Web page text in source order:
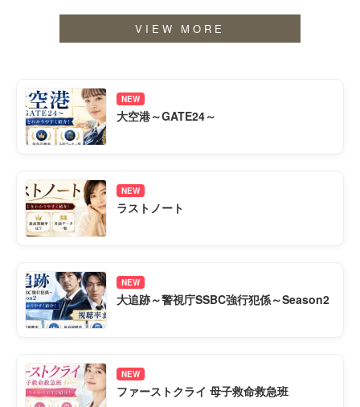
VIEW MORE
NEW
大空港～GATE24～
NEW
ラストノート
NEW
大追跡～警視庁SSBC強行犯係～Season2
NEW
ファーストクライ 母子救命救急班